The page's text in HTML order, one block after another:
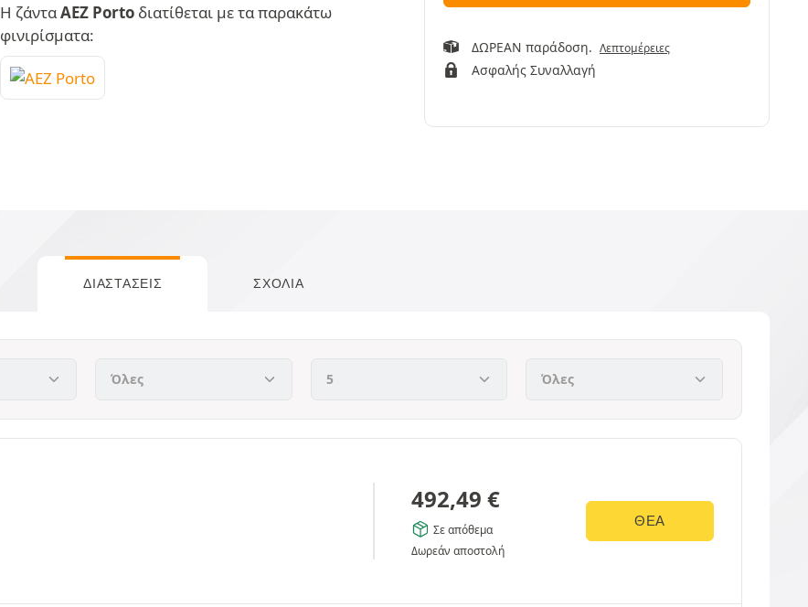
Η ζάνταAEZ Porto διατίθεται με τα παρακάτω
φινιρίσματα:
ΔΩΡΕΑΝ παράδοση. Λεπτομέρειες
Ασφαλής Συναλλαγή
ΔΙΑΣΤΆΣΕΙΣ ΣΧΌΛΙΑ
492,49 €
Σε απόθεμα
Δωρεάν αποστολή
ΘΈΑ